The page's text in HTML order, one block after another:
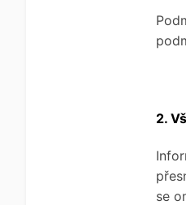
2.
se